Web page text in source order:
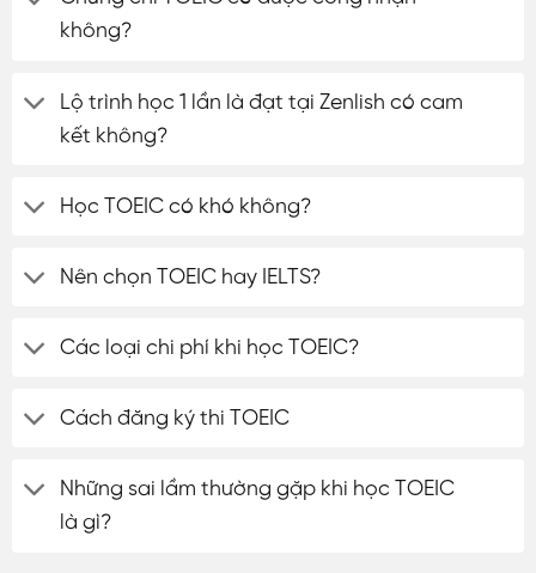
không?
Lộ trình học 1 lần là đạt tại Zenlish có cam
kết không?
Học TOEIC có khó không?
Nên chọn TOEIC hay IELTS?
Các loại chi phí khi học TOEIC?
Cách đăng ký thi TOEIC
Những sai lầm thường gặp khi học TOEIC
là gì?